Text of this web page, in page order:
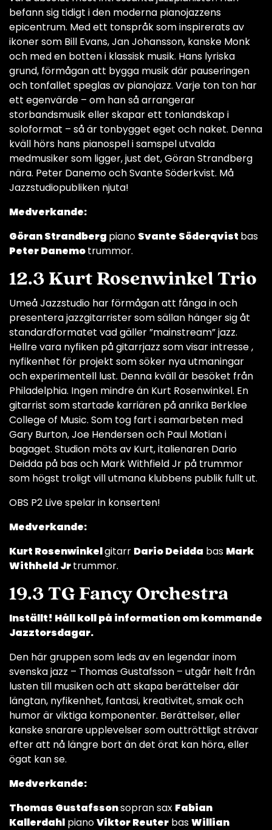
befann sig tidigt i den moderna pianojazzens
epicentrum. Med ett tonspråk som inspirerats av
ikoner som Bill Evans, Jan Johansson, kanske Monk
och med en botten i klassisk musik. Hans lyriska
grund, förmågan att bygga musik där pauseringen
och tonfallet speglas av pianojazz. Varje ton ton har
ett egenvärde – om han så arrangerar
storbandsmusik eller skapar ett tonlandskap i
soloformat – så är tonbygget eget och naket. Denna
kväll hörs hans pianospel i samspel utvalda
medmusiker som ligger, just det, Göran Strandberg
nära. Peter Danemo och Svante Söderkvist. Må
Jazzstudiopubliken njuta!
Medverkande:
Göran Strandberg piano Svante Söderqvist bas
Peter Danemotrummor.
12.3 Kurt Rosenwinkel Trio
Umeå Jazzstudio har förmågan att fånga in och
presentera jazzgitarrister som sällan hänger sig åt
standardformatet vad gäller ”mainstream” jazz.
Hellre vara nyfiken på gitarrjazz som visar intresse ,
nyfikenhet för projekt som söker nya utmaningar
och experimentell lust. Denna kväll är besöket från
Philadelphia. Ingen mindre än Kurt Rosenwinkel. En
gitarrist som startade karriären på anrika Berklee
College of Music. Som tog fart i samarbeten med
Gary Burton, Joe Hendersen och Paul Motian i
bagaget. Studion möts av Kurt, italienaren Dario
Deidda på bas och Mark Withfield Jr på trummor
som högst troligt vill utmana klubbens publik fullt ut.
OBS P2 Live spelar in konserten!
Medverkande:
Kurt Rosenwinkelgitarr Dario Deidda bas Mark
Withheld Jrtrummor.
19.3 TG Fancy Orchestra
Inställt! Håll koll på information om kommande
Jazztorsdagar.
Den här gruppen som leds av en legendar inom
svenska jazz – Thomas Gustafsson – utgår helt från
lusten till musiken och att skapa berättelser där
längtan, nyfikenhet, fantasi, kreativitet, smak och
humor är viktiga komponenter. Berättelser, eller
kanske snarare upplevelser som outtröttligt strävar
efter att nå längre bort än det örat kan höra, eller
ögat kan se.
Medverkande:
Thomas Gustafssonsopran sax Fabian
Kallerdahl pianoViktor Reuter basWillian